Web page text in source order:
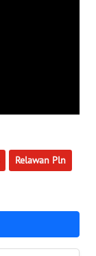
Relawan Pln